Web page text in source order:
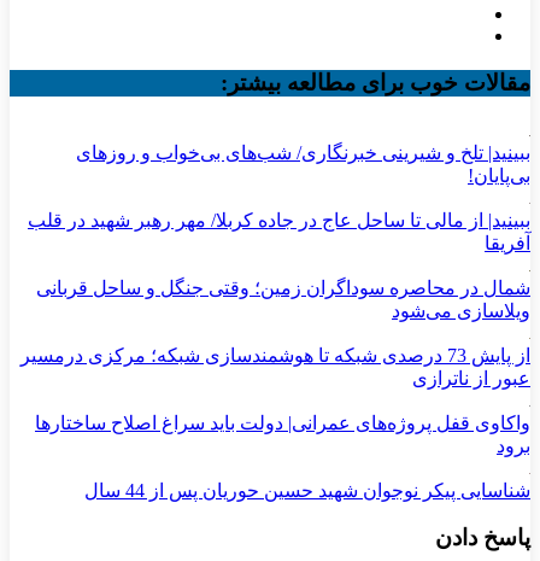
مقالات خوب برای مطالعه بیشتر:
ببینید| تلخ و شیرینی خبرنگاری/‌ شب‌های بی‌خواب و روزهای
بی‌پایان!
ببینید| از مالی تا ساحل عاج در جاده کربلا/ مهر رهبر شهید در قلب
آفریقا
شمال در محاصره سوداگران زمین؛ وقتی جنگل و ساحل قربانی
ویلاسازی می‌شود
از پایش 73 درصدی شبکه تا هوشمندسازی شبکه؛ مرکزی درمسیر
عبور از ناترازی
واکاوی قفل پروژه‌های عمرانی| دولت باید سراغ اصلاح ساختارها
برود
شناسایی پیکر نوجوان شهید حسین حوریان پس از 44 سال
پاسخ دادن